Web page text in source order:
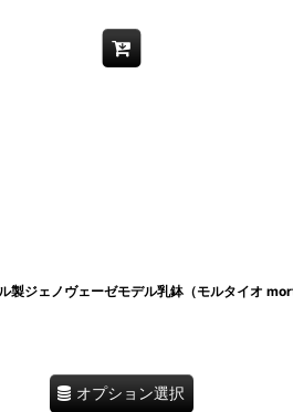
製ジェノヴェーゼモデル乳鉢（モルタイオ
オプション選択